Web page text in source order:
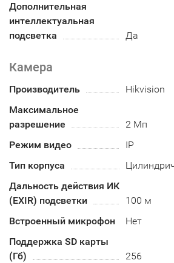
Дополнительная
интеллектуальная
подсветка
Да
Камера
Производитель
Hikvision
Максимальное
разрешение
2 Мп
Режим видео
IP
Тип корпуса
Дальность действия ИК
(EXIR) подсветки
100 м
Встроенный микрофон
Нет
Поддержка SD карты
(Гб)
256